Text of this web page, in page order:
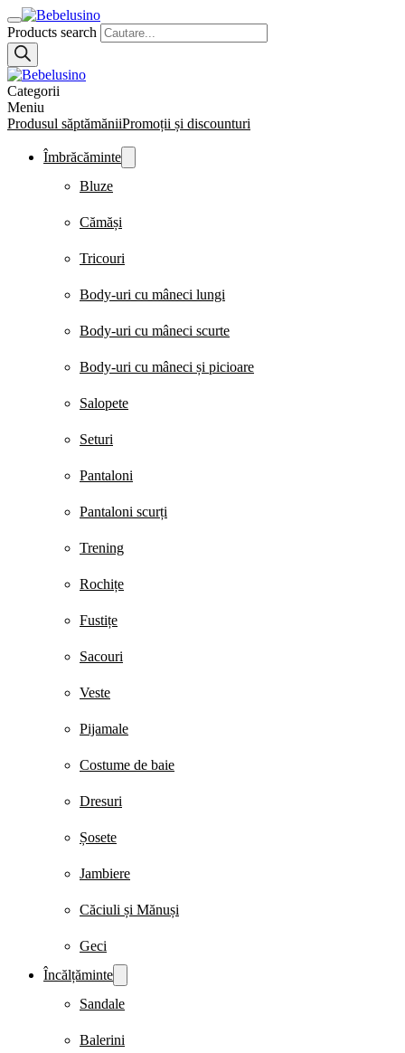
Products search
Categorii
Meniu
Produsul săptămăniiPromoții și discounturi
Îmbrăcăminte
Bluze
Cămăși
Tricouri
Body-uri cu mâneci lungi
Body-uri cu mâneci scurte
Body-uri cu mâneci și picioare
Salopete
Seturi
Pantaloni
Pantaloni scurți
Trening
Rochițe
Fustițe
Sacouri
Veste
Pijamale
Costume de baie
Dresuri
Șosete
Jambiere
Căciuli și Mănuși
Geci
Încălțăminte
Sandale
Balerini